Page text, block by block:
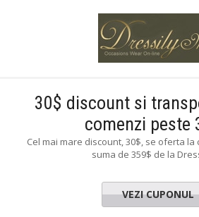
30$ discount si
comenzi peste
Cel mai mare discount, 30$, se oferta
suma de 359$ de la
VEZI CUPONUL